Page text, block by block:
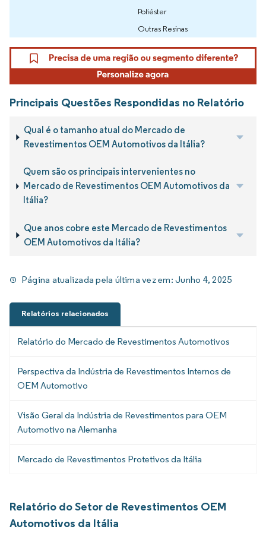
Poliéster
Outras Resinas
Principais Questões Respondidas no Relatório
Qual é o tamanho atual do Mercado de
Revestimentos OEM Automotivos da Itália?
Quem são os principais intervenientes no
Mercado de Revestimentos OEM Automotivos da
Itália?
Que anos cobre este Mercado de Revestimentos
OEM Automotivos da Itália?
Página atualizada pela última vez em:Junho 4, 2025
Relatórios relacionados
Relatório do Mercado de Revestimentos Automotivos
Perspectiva da Indústria de Revestimentos Internos de
OEM Automotivo
Visão Geral da Indústria de Revestimentos para OEM
Automotivo na Alemanha
Mercado de Revestimentos Protetivos da Itália
Relatório do Setor de Revestimentos OEM
Automotivos da Itália